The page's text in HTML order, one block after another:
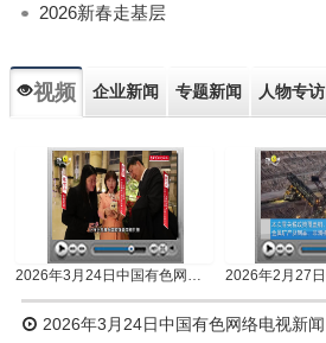
2026新春走基层
视频 企业新闻 专题新闻 人物专访
2026年3月24日中国有色网络电视新闻
2026年3月24日中国有色网络电视新闻